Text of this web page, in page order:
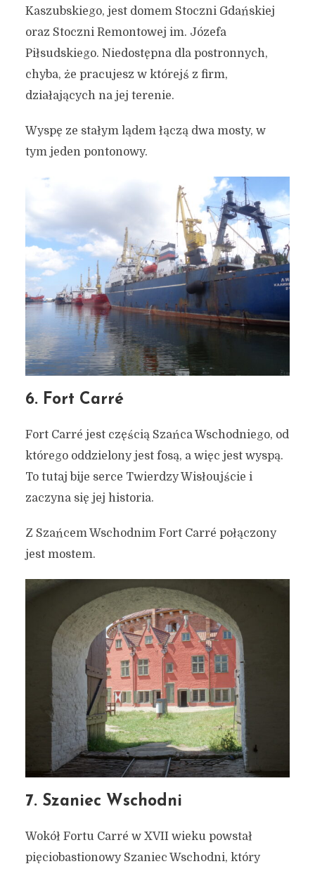
Gdańsk – miasto na
wyspach? Ile wysp ma w
swych granicach stolica
Pomorza?
18 sierpnia 2024
5 min czytania
Autor:Kamil Sulewski
Kaszubskiego, jest domem Stoczni Gdańskiej
oraz Stoczni Remontowej im. Józefa
Piłsudskiego. Niedostępna dla postronnych,
chyba, że pracujesz w którejś z firm,
działających na jej terenie.
Wyspę ze stałym lądem łączą dwa mosty, w
tym jeden pontonowy.
6. Fort Carré
Fort Carré jest częścią Szańca Wschodniego, od
którego oddzielony jest fosą, a więc jest wyspą.
To tutaj bije serce Twierdzy Wisłoujście i
zaczyna się jej historia.
Z Szańcem Wschodnim Fort Carré połączony
jest mostem.
7. Szaniec Wschodni
Wokół Fortu Carré w XVII wieku powstał
pięciobastionowy Szaniec Wschodni, który